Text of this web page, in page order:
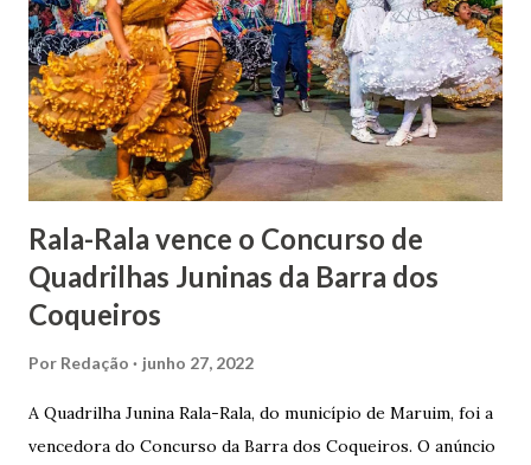
apresentou uma grande dedicação à atividade agrícola, que
lhe proporcionou uma grande reserva financeira. João
Gomes de Melo mandou construir a Igreja Matriz de Nosso
Senhor Bom Jesus dos Passos, que foi inaugurada em 1862 e
doada ao vigário Pe. José Joaquim de Vasconcelos. A Igreja
Matriz...
Rala-Rala vence o Concurso de
Quadrilhas Juninas da Barra dos
Coqueiros
Por Redação junho 27, 2022
A Quadrilha Junina Rala-Rala, do município de Maruim, foi a
vencedora do Concurso da Barra dos Coqueiros. O anúncio